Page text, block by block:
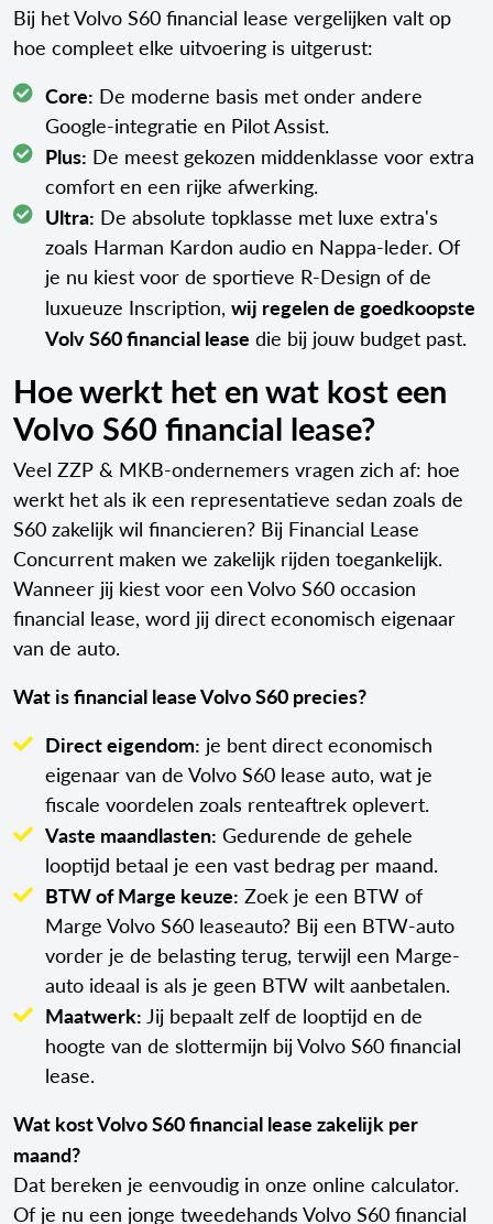
Bij het Volvo S60 financial lease vergelijken valt op
hoe compleet elke uitvoering is uitgerust:
Core: De moderne basis met onder andere
Google-integratie en Pilot Assist.
Plus: De meest gekozen middenklasse voor extra
comfort en een rijke afwerking.
Ultra: De absolute topklasse met luxe extra's
zoals Harman Kardon audio en Nappa-leder. Of
je nu kiest voor de sportieve R-Design of de
luxueuze Inscription, wij regelen de goedkoopste
Volv S60 financial lease die bij jouw budget past.
Hoe werkt het en wat kost een
Volvo S60 financial lease?
Veel ZZP & MKB-ondernemers vragen zich af: hoe
werkt het als ik een representatieve sedan zoals de
S60 zakelijk wil financieren? Bij Financial Lease
Concurrent maken we zakelijk rijden toegankelijk.
Wanneer jij kiest voor een Volvo S60 occasion
financial lease, word jij direct economisch eigenaar
van de auto.
Wat is financial lease Volvo S60 precies?
Direct eigendom: je bent direct economisch
eigenaar van de Volvo S60 lease auto, wat je
fiscale voordelen zoals renteaftrek oplevert.
Vaste maandlasten: Gedurende de gehele
looptijd betaal je een vast bedrag per maand.
BTW of Marge keuze: Zoek je een BTW of
Marge Volvo S60 leaseauto? Bij een BTW-auto
vorder je de belasting terug, terwijl een Marge-
auto ideaal is als je geen BTW wilt aanbetalen.
Maatwerk: Jij bepaalt zelf de looptijd en de
hoogte van de slottermijn bij Volvo S60 financial
lease.
Wat kost Volvo S60 financial lease zakelijk per
maand?
Dat bereken je eenvoudig in onze online calculator.
Of je nu een jonge tweedehands Volvo S60 financial